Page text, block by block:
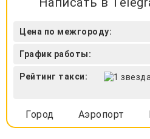
Цена по межгороду:
График работы:
Рейтинг такси:
Город Аэропорт